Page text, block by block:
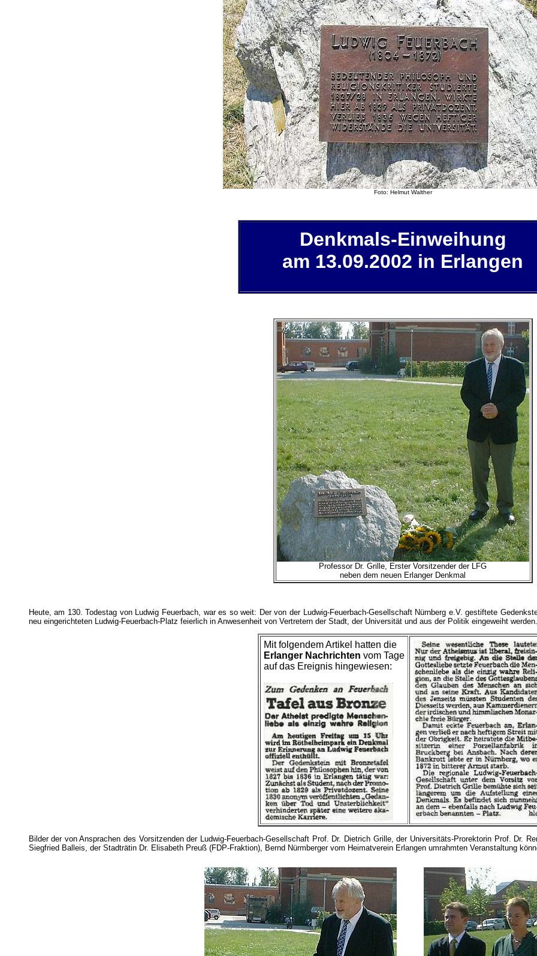
Foto: Helmut Walther
Denkmals-Einweihung
am 13.09.2002 in Erlangen
Professor Dr. Grille, Erster Vorsitzender der LFG
neben dem neuen Erlanger Denkmal
Heute, am 130. Todestag von Ludwig Feuerbach, war es so weit: Der von der Ludwig-Feuerbach-Gesellschaft Nürnberg e.V. gestiftete
neu eingerichteten Ludwig-Feuerbach-Platz feierlich in Anwesenheit von Vertretern der Stadt, der Universität und aus der Politik eingeweiht werden.
Mit folgendem Artikel hatten die
Erlanger Nachrichten vom Tage
auf das Ereignis hingewiesen:
Bilder der von Ansprachen des Vorsitzenden der Ludwig-Feuerbach-Gesellschaft Prof. Dr. Dietrich Grille, der Universitäts-Prorektorin Prof. Dr.
Siegfried Balleis, der Stadträtin Dr. Elisabeth Preuß (FDP-Fraktion), Bernd Nürmberger vom Heimatverein Erlangen umrahmten Veranstaltung